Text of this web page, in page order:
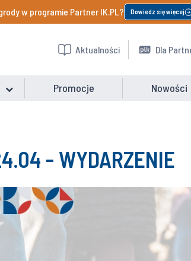
w programie Partner IK.PL? Dowiedz się więcej
Aktualności Dla
Promocje Nowości
- WYDARZENIE